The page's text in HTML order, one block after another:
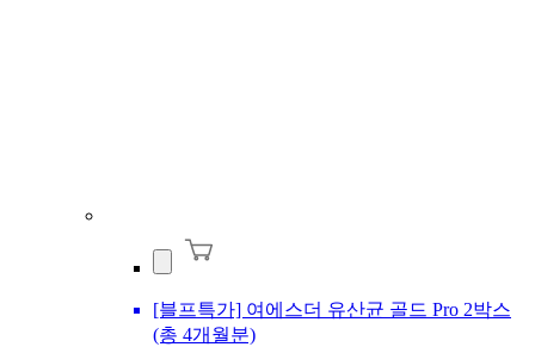
[블프특가] 여에스더 유산균 골드 Pro 2박스
(총 4개월분)